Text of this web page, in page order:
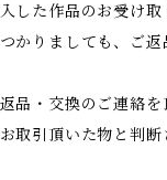
した作品のお受け
かりましても、ご
品・交換のご連絡
取引頂いた物と判